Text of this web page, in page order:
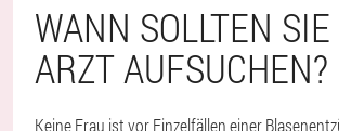
WANN SOLLTEN
ARZT AUFSUCHEN?
Keine Frau ist vor Einzelfällen einer